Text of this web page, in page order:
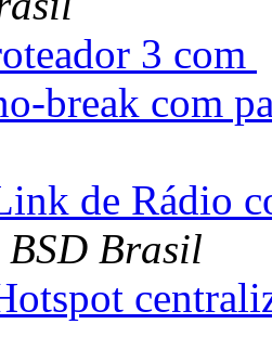
3 com
break com
de Rádio
Brasil